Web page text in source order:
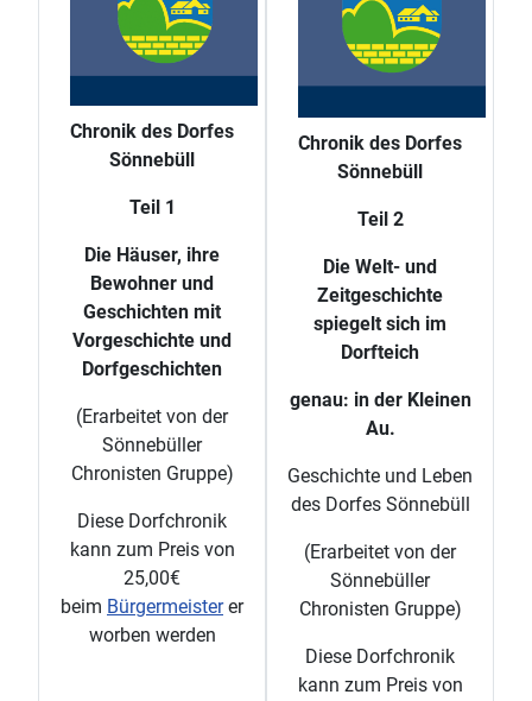
Chronik des Dorfes
Sönnebüll
Teil 1
Die Häuser, ihre
Bewohner und
Geschichten mit
Vorgeschichte und
Dorfgeschichten
(Erarbeitet von der
Sönnebüller
Chronisten Gruppe)
Diese Dorfchronik
kann zum Preis von
25,00€
beim Bürgermeisterer
worben werden
Chronik des Dorfes
Sönnebüll
Teil 2
Die Welt- und
Zeitgeschichte
spiegelt sich im
Dorfteich
genau: in der Kleinen
Au.
Geschichte und Leben
des Dorfes Sönnebüll
(Erarbeitet von der
Sönnebüller
Chronisten Gruppe)
Diese Dorfchronik
kann zum Preis von